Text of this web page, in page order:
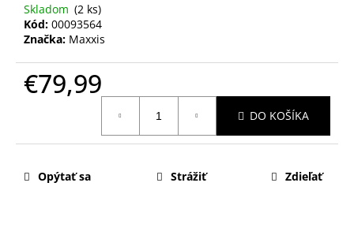
Skladom (2 ks)
Kód: 00093564
Značka: Maxxis
€79,99
DO KOŠÍKA
Opýtať sa Strážiť Zdieľať